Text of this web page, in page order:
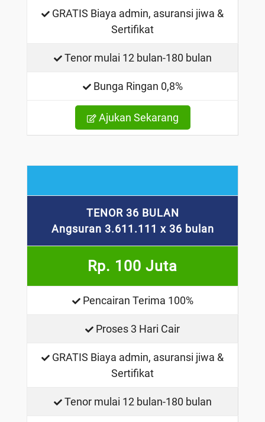
GRATIS Biaya admin, asuransi jiwa &
Sertifikat
Tenor mulai 12 bulan-180 bulan
Bunga Ringan 0,8%
Ajukan Sekarang
TENOR 36 BULAN
Angsuran 3.611.111 x 36 bulan
Rp. 100 Juta
Pencairan Terima 100%
Proses 3 Hari Cair
GRATIS Biaya admin, asuransi jiwa &
Sertifikat
Tenor mulai 12 bulan-180 bulan